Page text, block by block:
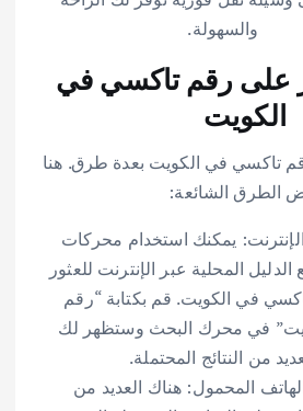
والسهولة.
على رقم تاكسي في
الكويت
تاكسي في الكويت بعدة طرق. هنا
الطرق الشائعة:
يمكنك استخدام محركات
المحلية عبر الإنترنت للعثور
في الكويت. قم بكتابة “رقم
في محرك البحث وستظهر لك
من النتائج المحتملة.
المحمول: هناك العديد من